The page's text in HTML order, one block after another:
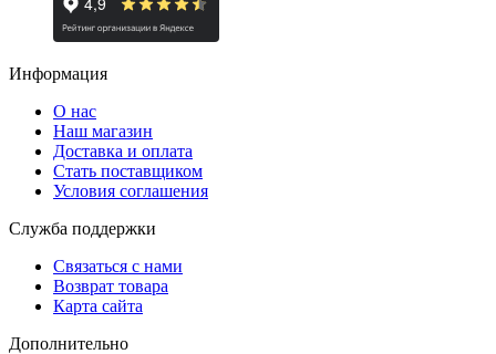
Информация
О нас
Наш магазин
Доставка и оплата
Стать поставщиком
Условия соглашения
Служба поддержки
Связаться с нами
Возврат товара
Карта сайта
Дополнительно